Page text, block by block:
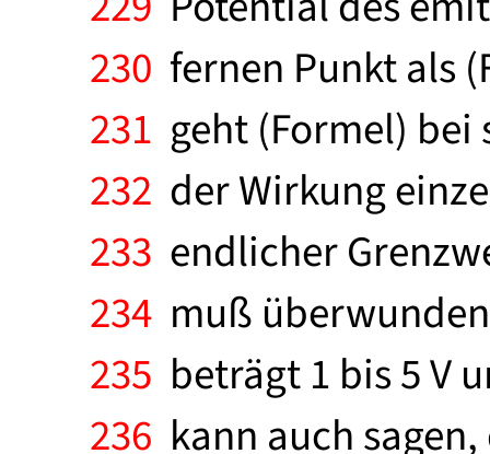
230 fernen Punkt als
231 geht (Formel)
232 der Wirkung
233 endlicher
234 muß
235 beträgt 1 bis 5 V
236 kann auch